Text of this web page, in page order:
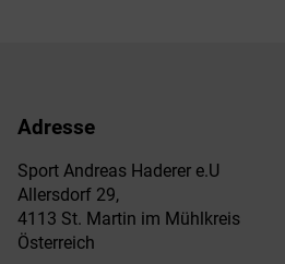
Adresse
Sport Andreas Haderer e.U
Allersdorf 29,
4113 St. Martin im Mühlkreis
Österreich